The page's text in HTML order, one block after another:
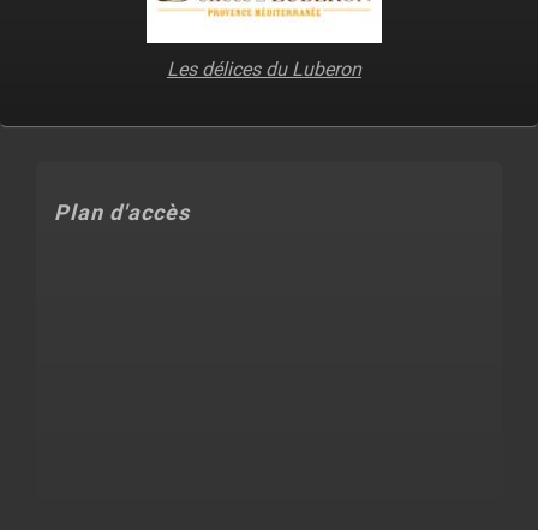
Les délices du Luberon
Plan d'accès